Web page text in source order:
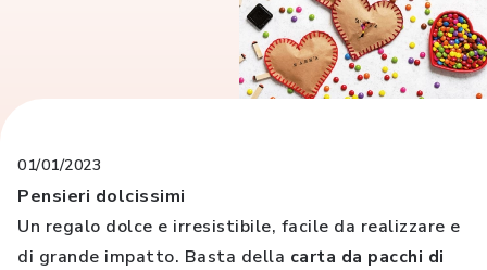
01/01/2023
Pensieri dolcissimi
Un regalo dolce e irresistibile, facile da realizzare e
di grande impatto. Basta della carta da pacchi di